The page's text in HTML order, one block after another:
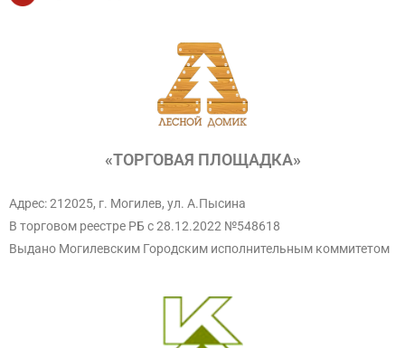
«ТОРГОВАЯ ПЛОЩАДКА»
Адрес: 212025, г. Могилев, ул. А.Пысина
В торговом реестре РБ с 28.12.2022 №548618
Выдано Могилевским Городским исполнительным коммитетом